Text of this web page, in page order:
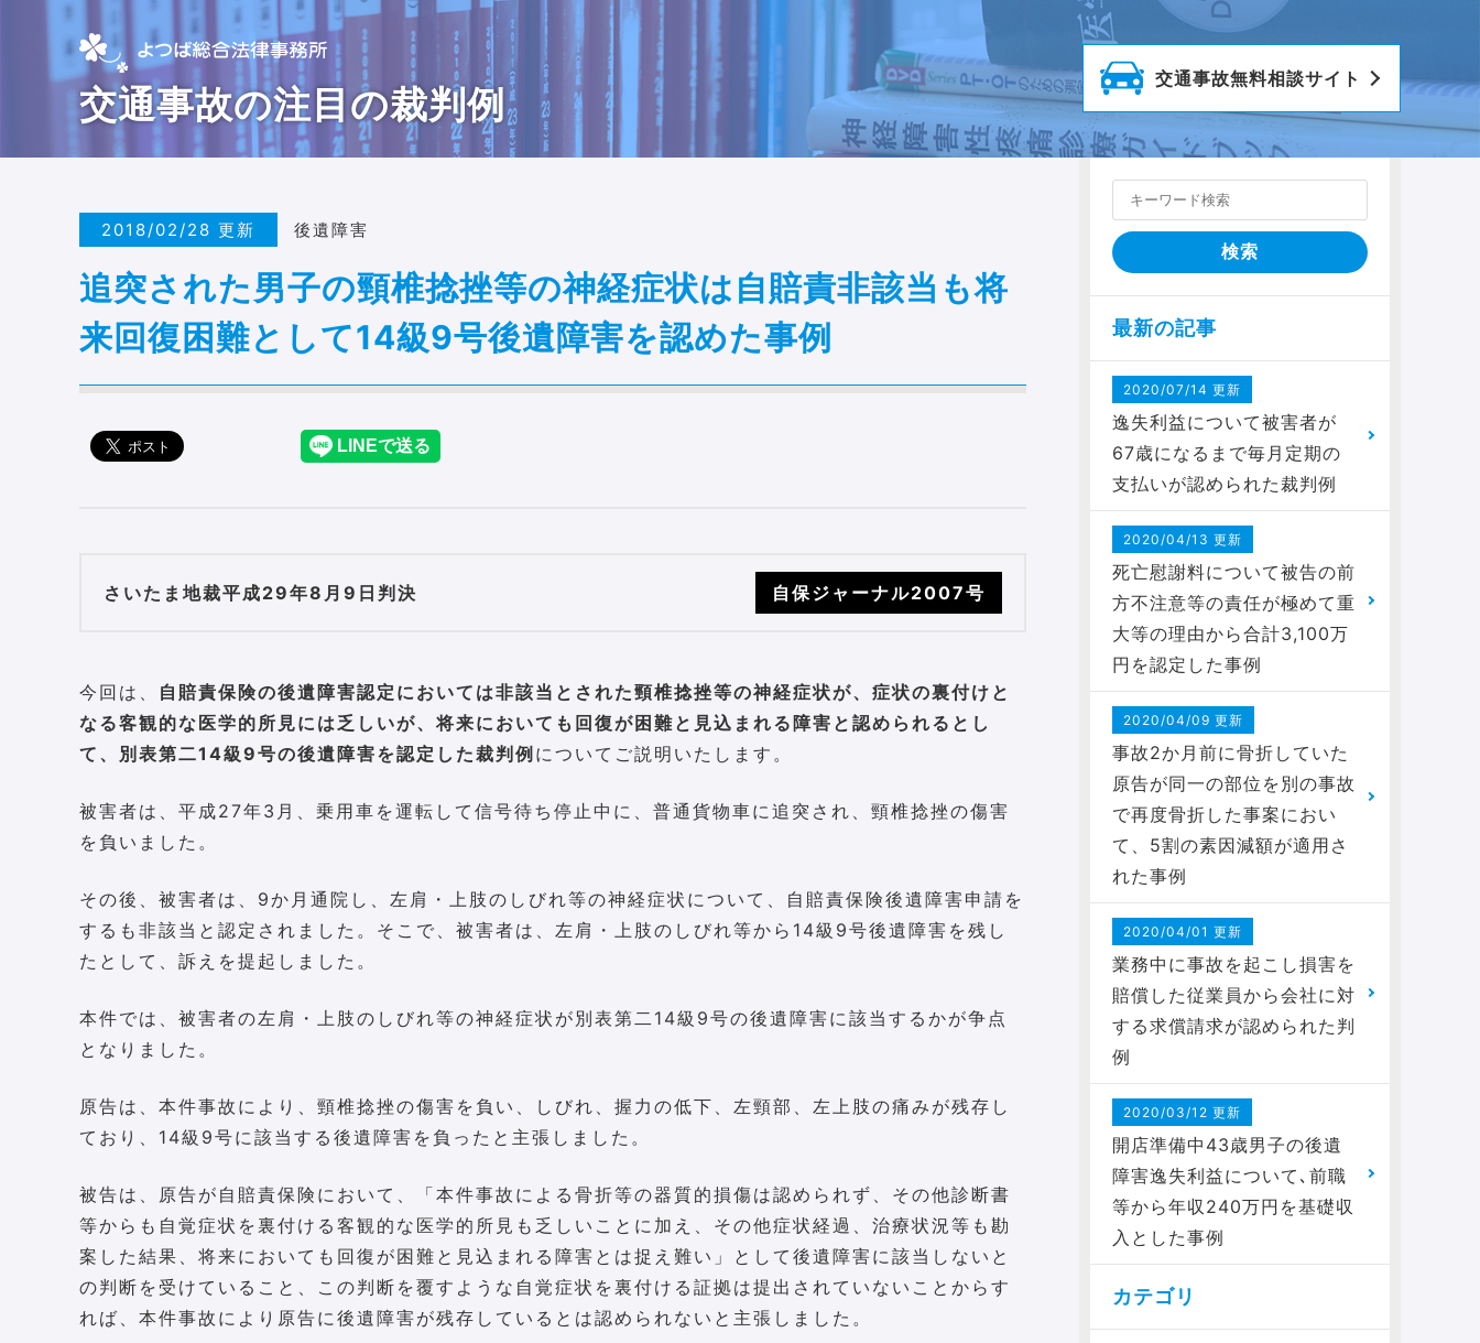
交通事故の注目の裁判例
交通事故無料相談サイト
2018/02/28 更新 後遺障害
追突された男子の頸椎捻挫等の神経症状は自賠責非該当も将
来回復困難として14級9号後遺障害を認めた事例
さいたま地裁平成29年8月9日判決 自保ジャーナル2007号
今回は、 自賠責保険の後遺障害認定においては非該当とされた頸椎捻挫等の神経症状が、症状の裏付けと
なる客観的な医学的所見には乏しいが、将来においても回復が困難と見込まれる障害と認められるとし
て、別表第二14級9号の後遺障害を認定した裁判例についてご説明いたします。
被害者は、平成27年3月、乗用車を運転して信号待ち停止中に、普通貨物車に追突され、頸椎捻挫の傷害
を負いました。
その後、被害者は、9か月通院し、左肩・上肢のしびれ等の神経症状について、自賠責保険後遺障害申請を
するも非該当と認定されました。そこで、被害者は、左肩・上肢のしびれ等から14級9号後遺障害を残し
たとして、訴えを提起しました。
本件では、被害者の左肩・上肢のしびれ等の神経症状が別表第二14級9号の後遺障害に該当するかが争点
となりました。
原告は、本件事故により、頸椎捻挫の傷害を負い、しびれ、握力の低下、左頸部、左上肢の痛みが残存し
ており、14級9号に該当する後遺障害を負ったと主張しました。
被告は、原告が自賠責保険において、「本件事故による骨折等の器質的損傷は認められず、その他診断書
等からも自覚症状を裏付ける客観的な医学的所見も乏しいことに加え、その他症状経過、治療状況等も勘
案した結果、将来においても回復が困難と見込まれる障害とは捉え難い」として後遺障害に該当しないと
の判断を受けていること、この判断を覆すような自覚症状を裏付ける証拠は提出されていないことからす
れば、本件事故により原告に後遺障害が残存しているとは認められないと主張しました。
最新の記事
2020/07/14 更新
逸失利益について被害者が
67歳になるまで毎月定期の
支払いが認められた裁判例
2020/04/13 更新
死亡慰謝料について被告の前
方不注意等の責任が極めて重
大等の理由から合計3,100万
円を認定した事例
2020/04/09 更新
事故2か月前に骨折していた
原告が同一の部位を別の事故
で再度骨折した事案におい
て、5割の素因減額が適用さ
れた事例
2020/04/01 更新
業務中に事故を起こし損害を
賠償した従業員から会社に対
する求償請求が認められた判
例
2020/03/12 更新
開店準備中43歳男子の後遺
障害逸失利益について､前職
等から年収240万円を基礎収
入とした事例
カテゴリ